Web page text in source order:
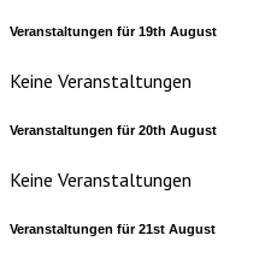
Veranstaltungen für19th August
Keine Veranstaltungen
Veranstaltungen für20th August
Keine Veranstaltungen
Veranstaltungen für21st August